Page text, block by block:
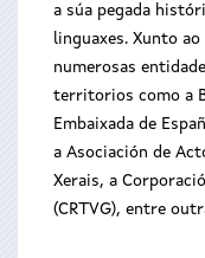
a súa pegada
linguaxes. Xunto
numerosas
territorios como a
Embaixada de
a Asociación de
Xerais, a
(CRTVG), entre